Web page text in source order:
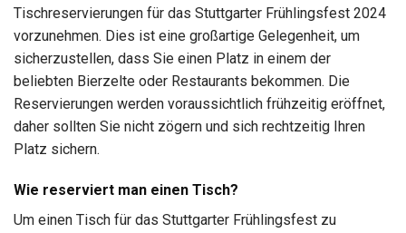
Tischreservierungen für das Stuttgarter Frühlingsfest 2024
vorzunehmen. Dies ist eine großartige Gelegenheit, um
sicherzustellen, dass Sie einen Platz in einem der
beliebten Bierzelte oder Restaurants bekommen. Die
Reservierungen werden voraussichtlich frühzeitig eröffnet,
daher sollten Sie nicht zögern und sich rechtzeitig Ihren
Platz sichern.
Wie reserviert man einen Tisch?
Um einen Tisch für das Stuttgarter Frühlingsfest zu